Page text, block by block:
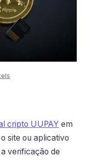
cripto UUPAY em
site ou aplicativo
verificação de